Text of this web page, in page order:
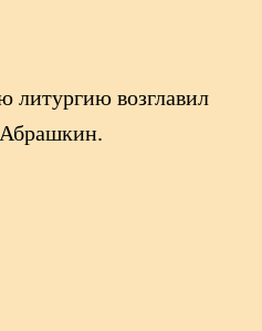
возглавил